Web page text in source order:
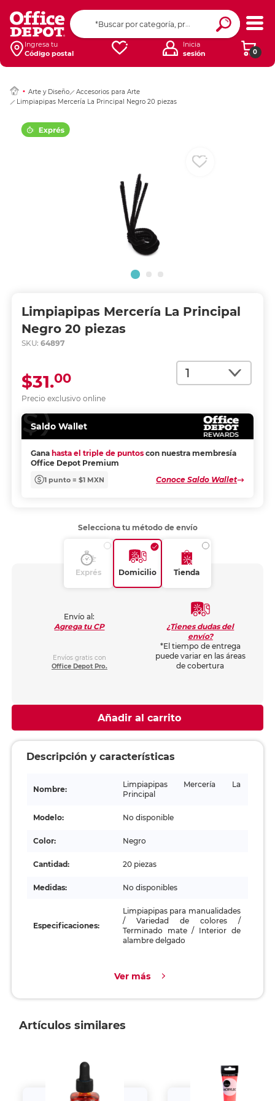
Ingresa tu
Código postal
0
Inicia
sesión
Arte y Diseño
Accesorios para Arte
Limpiapipas Mercería La Principal Negro 20 piezas
Limpiapipas Mercería La Principal
Negro 20 piezas
SKU: 64897
Cantidad
Precio exclusivo online
$31.00
Saldo Wallet
Gana hasta el triple de puntos con nuestra membresía
Office Depot Premium
1 punto = $1 MXN Conoce Saldo Wallet
Ingresar Codigo
Selecciona tu método de envío
Exprés Domicilio Tienda
Envío al:
Agrega tu CP
Envíos gratis con
Office Depot Pro.
¿Tienes dudas del
envío?
*El tiempo de entrega
puede variar en las áreas
de cobertura
Añadir al carrito
Descripción y características
Nombre:
Limpiapipas Mercería La
Principal
Modelo: No disponible
Color: Negro
Cantidad: 20 piezas
Medidas: No disponibles
Especificaciones:
Limpiapipas para manualidades
/ Variedad de colores /
Terminado mate / Interior de
alambre delgado
Ver más
Artículos similares